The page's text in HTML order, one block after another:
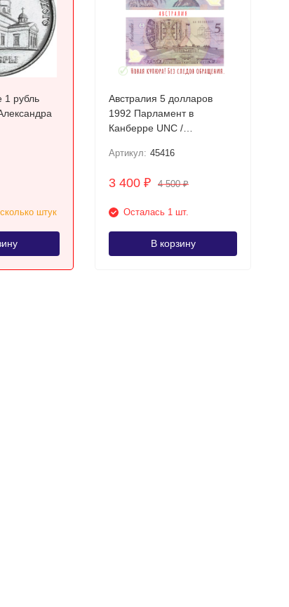
1 рубль
штук
Австралия 5 долларов
1992 Парламент в
Канберре UNC /
Артикул: 45416
3 400₽ 4 500₽
Осталась 1 шт.
В корзину